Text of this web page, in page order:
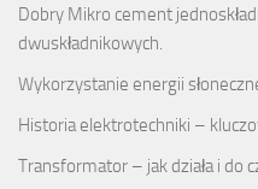
Dobry Mikro cement
dwuskładnikowych.
Wykorzystanie energii
Historia elektrotechniki –
Transformator – jak działa i do